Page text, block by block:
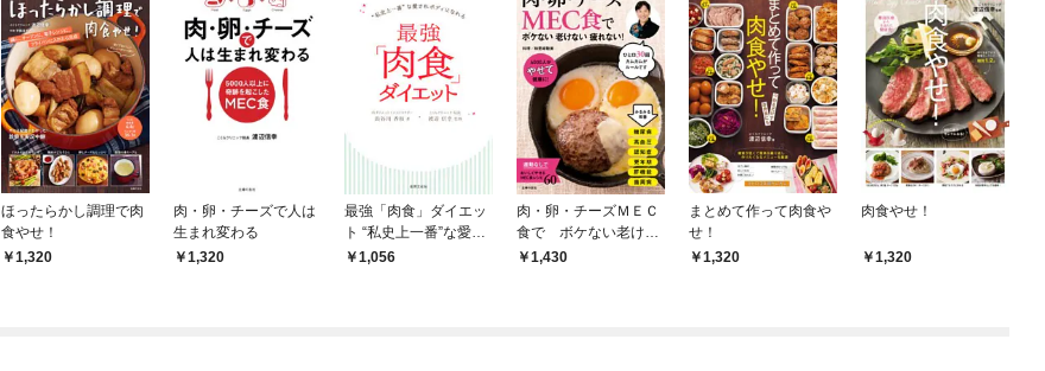
ほったらかし調理で肉
食やせ！
1,320
肉・卵・チーズで人は
生まれ変わる
1,320
最強「肉食」ダイエッ
ト “私史上一番”な愛さ
れボディになれる
1,056
肉・卵・チーズＭＥＣ
食で ボケない老けな
い疲れない！
1,430
まとめて作って肉食や
せ！
1,320
肉食やせ！
1,320